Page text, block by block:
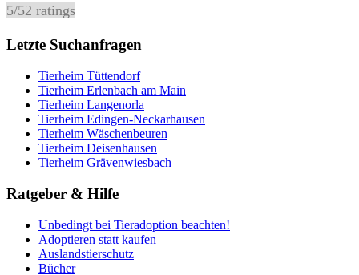
5/52 ratings
Letzte Suchanfragen
Tierheim Tüttendorf
Tierheim Erlenbach am Main
Tierheim Langenorla
Tierheim Edingen-Neckarhausen
Tierheim Wäschenbeuren
Tierheim Deisenhausen
Tierheim Grävenwiesbach
Ratgeber & Hilfe
Unbedingt bei Tieradoption beachten!
Adoptieren statt kaufen
Auslandstierschutz
Bücher